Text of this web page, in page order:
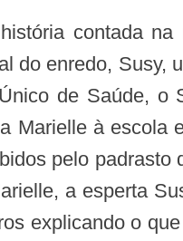
do enredo, Susy,
de Saúde, o
Marielle à escola
pelo
a esperta
explicando o